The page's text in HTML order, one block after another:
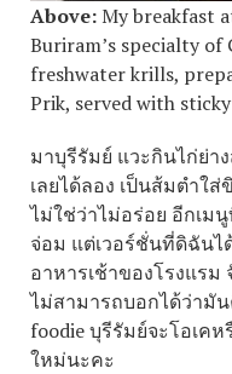
Above:My breakfast
Buriram’s specialty of
freshwater krills,
Prik, served with
มาบุรีรัมย์ แวะกินไก่ย่า
เลยได้ลอง เป็นส้มตำใ
ไม่ใช่ว่าไม่อร่อย อีกเม
จ่อม แต่เวอร์ชั่นที่ดิฉันไ
อาหารเช้าของโรงแร
ไม่สามารถบอกได้ว่ามั
foodie บุรีรัมย์จะโอเค
ใหม่นะคะ